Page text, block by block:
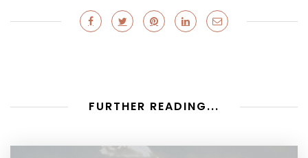
FURTHER READING...